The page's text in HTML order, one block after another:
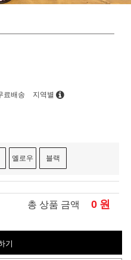
료배송 지역별
옐로우 블랙
총 상품 금액 0 원
기